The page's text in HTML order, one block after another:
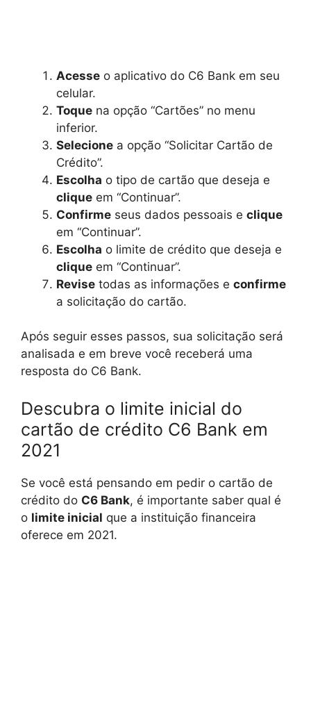
Acesse o aplicativo do C6 Bank em seu
celular.
Toque na opção “Cartões” no menu
inferior.
Selecione a opção “Solicitar Cartão de
Crédito”.
Escolha o tipo de cartão que deseja e
clique em “Continuar”.
Confirme seus dados pessoais e clique
em “Continuar”.
Escolha o limite de crédito que deseja e
clique em “Continuar”.
Revise todas as informações e confirme
a solicitação do cartão.
Após seguir esses passos, sua solicitação será
analisada e em breve você receberá uma
resposta do C6 Bank.
Descubra o limite inicial do
cartão de crédito C6 Bank em
2021
Se você está pensando em pedir o cartão de
crédito do C6 Bank, é importante saber qual é
o limite inicial que a instituição financeira
oferece em 2021.